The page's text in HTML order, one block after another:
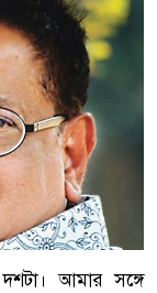
আমার সঙ্গে